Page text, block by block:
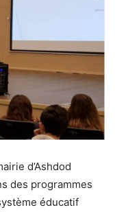
d’Ashdod
des programmes
éducatif